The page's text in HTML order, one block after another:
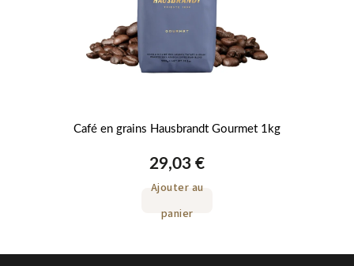
Café en grains Hausbrandt Gourmet 1kg
29,03 €
Ajouter au
panier